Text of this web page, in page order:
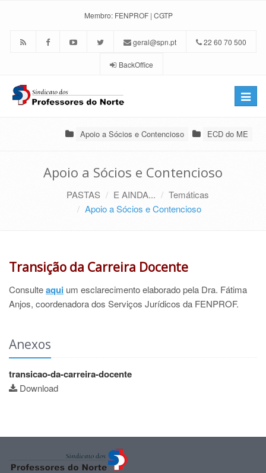
Membro: FENPROF | CGTP
geral@spn.pt 22 60 70 500
BackOffice
Toggle
Apoio a Sócios e Contencioso ECD do ME
Apoio a Sócios e Contencioso
PASTAS E AINDA...
Temáticas
Apoio a Sócios e Contencioso
Transição da Carreira Docente
Consulteaqui um esclarecimento elaborado pela Dra. Fátima
Anjos, coordenadora dos Serviços Jurídicos da FENPROF.
Anexos
transicao-da-carreira-docente
Download